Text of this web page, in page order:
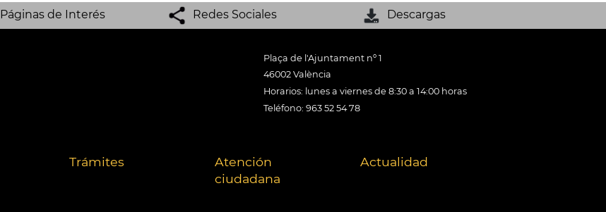
Páginas de Interés Redes Sociales Descargas
Plaça de l'Ajuntament nº 1
46002 València
Horarios: lunes a viernes de 8:30 a 14:00 horas
Teléfono: 963 52 54 78
Trámites
Atención
ciudadana
Actualidad